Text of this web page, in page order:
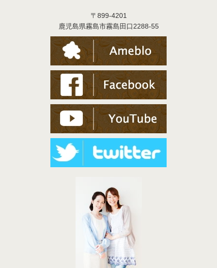
〒899-4201
鹿児島県霧島市霧島田口2288-55